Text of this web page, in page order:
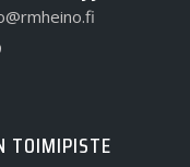
TOIMIPISTE